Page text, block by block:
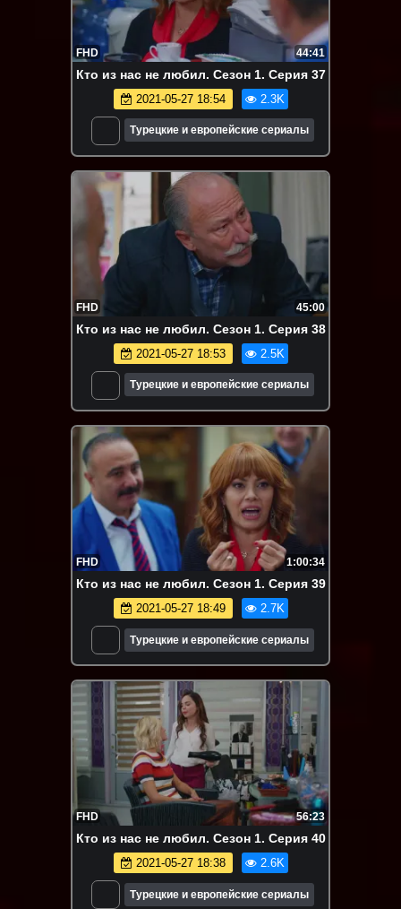
FHD 44:41
Кто из нас не любил. Сезон 1. Серия 37
2021-05-27 18:54 2.3K
Турецкие и европейские сериалы
FHD 45:00
Кто из нас не любил. Сезон 1. Серия 38
2021-05-27 18:53 2.5K
Турецкие и европейские сериалы
FHD 1:00:34
Кто из нас не любил. Сезон 1. Серия 39
2021-05-27 18:49 2.7K
Турецкие и европейские сериалы
FHD 56:23
Кто из нас не любил. Сезон 1. Серия 40
2021-05-27 18:38 2.6K
Турецкие и европейские сериалы